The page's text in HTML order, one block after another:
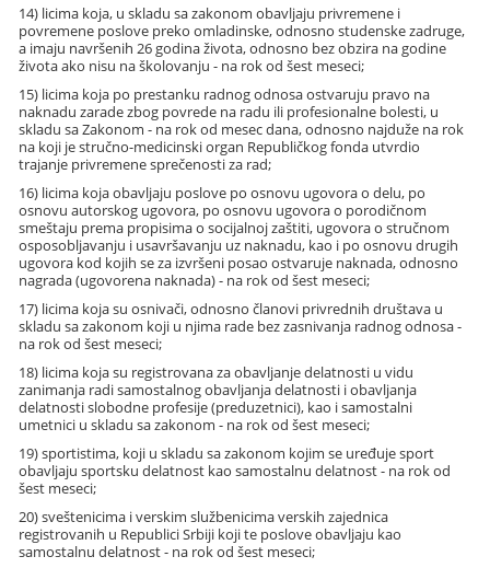
14) licima koja, u skladu sa zakonom obavljaju privremene i
povremene poslove preko omladinske, odnosno studenske zadruge,
a imaju navršenih 26 godina života, odnosno bez obzira na godine
života ako nisu na školovanju - na rok od šest meseci;
15) licima koja po prestanku radnog odnosa ostvaruju pravo na
naknadu zarade zbog povrede na radu ili profesionalne bolesti, u
skladu sa Zakonom - na rok od mesec dana, odnosno najduže na rok
na koji je stručno-medicinski organ Republičkog fonda utvrdio
trajanje privremene sprečenosti za rad;
16) licima koja obavljaju poslove po osnovu ugovora o delu, po
osnovu autorskog ugovora, po osnovu ugovora o porodičnom
smeštaju prema propisima o socijalnoj zaštiti, ugovora o stručnom
osposobljavanju i usavršavanju uz naknadu, kao i po osnovu drugih
ugovora kod kojih se za izvršeni posao ostvaruje naknada, odnosno
nagrada (ugovorena naknada) - na rok od šest meseci;
17) licima koja su osnivači, odnosno članovi privrednih društava u
skladu sa zakonom koji u njima rade bez zasnivanja radnog odnosa -
na rok od šest meseci;
18) licima koja su registrovana za obavljanje delatnosti u vidu
zanimanja radi samostalnog obavljanja delatnosti i obavljanja
delatnosti slobodne profesije (preduzetnici), kao i samostalni
umetnici u skladu sa zakonom - na rok od šest meseci;
19) sportistima, koji u skladu sa zakonom kojim se uređuje sport
obavljaju sportsku delatnost kao samostalnu delatnost - na rok od
šest meseci;
20) sveštenicima i verskim službenicima verskih zajednica
registrovanih u Republici Srbiji koji te poslove obavljaju kao
samostalnu delatnost - na rok od šest meseci;